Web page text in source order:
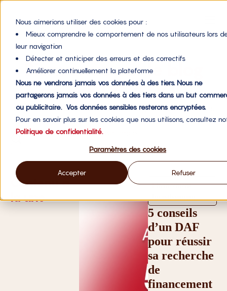
Nous aimerions utiliser des cookies pour :
Mieux comprendre le comportement de nos utilisateurs lors
leur navigation
Détecter et anticiper des erreurs et des correctifs
Améliorer continuellement la plateforme
Nous ne vendrons jamais vos données à des tiers. Nous ne
partagerons jamais vos données à des tiers dans un but
ou publicitaire. Vos données sensibles resterons encryptées.
Pour en savoir plus sur les cookies que nous utilisons, consultez
Politique de confidentialité.
Paramètres des cookies
Accepter Refuser
Bienvenue sur le blog
de WE DO GOOD
Blog sur la finance, le crowdfunding et les entreprises
à impact, avec articles d’actualité et retours
d’expérience.
Contenu à
la une
Financement,
5 conseils
d’un DAF
pour réussir
sa recherche
de
financement